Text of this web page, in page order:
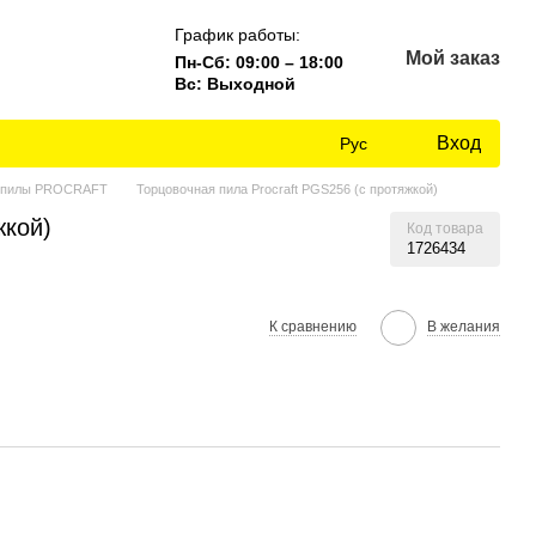
График работы:
Пн-Сб: 09:00 – 18:00
Вс: Выходной
Мой заказ
Рус Вход
PROCRAFT Торцовочная пила Procraft PGS256 (с протяжкой)
Код товара
1726434
К сравнению В желания